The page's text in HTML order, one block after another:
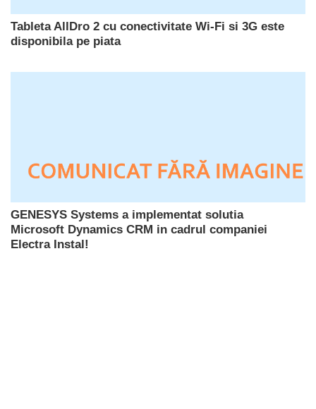
Tableta AllDro 2 cu conectivitate Wi-Fi si 3G este
disponibila pe piata
GENESYS Systems a implementat solutia
Microsoft Dynamics CRM in cadrul companiei
Electra Instal!